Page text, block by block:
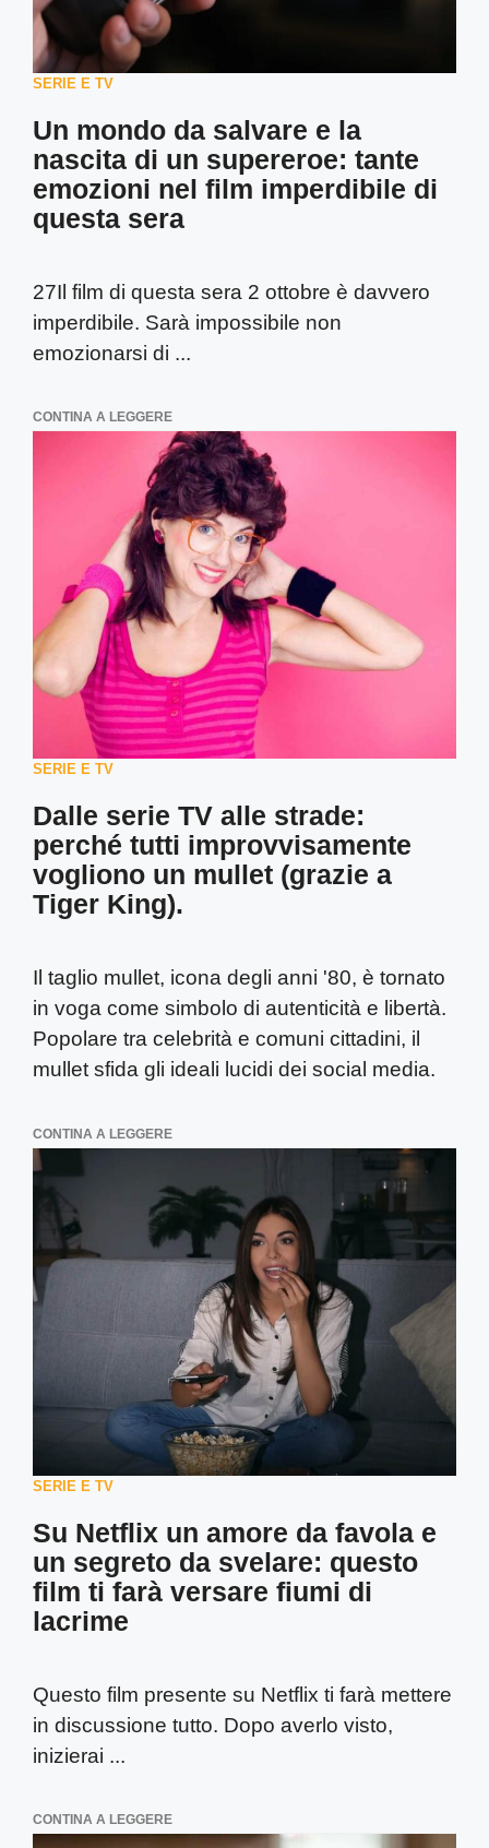
SERIE E TV
Un mondo da salvare e la
nascita di un supereroe: tante
emozioni nel film imperdibile di
questa sera
27Il film di questa sera 2 ottobre è davvero
imperdibile. Sarà impossibile non
emozionarsi di ...
CONTINA A LEGGERE
SERIE E TV
Dalle serie TV alle strade:
perché tutti improvvisamente
vogliono un mullet (grazie a
Tiger King).
Il taglio mullet, icona degli anni '80, è tornato
in voga come simbolo di autenticità e libertà.
Popolare tra celebrità e comuni cittadini, il
mullet sfida gli ideali lucidi dei social media.
CONTINA A LEGGERE
SERIE E TV
Su Netflix un amore da favola e
un segreto da svelare: questo
film ti farà versare fiumi di
lacrime
Questo film presente su Netflix ti farà mettere
in discussione tutto. Dopo averlo visto,
inizierai ...
CONTINA A LEGGERE